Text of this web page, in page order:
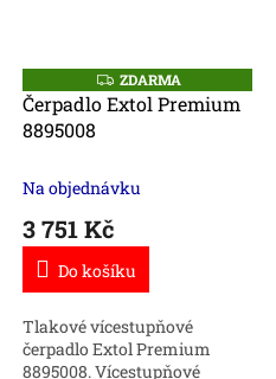
Z
D
A
ZDARMA
Čerpadlo Extol Premium
8895008
Na objednávku
3 751 Kč
Do košíku
Tlakové vícestupňové
čerpadlo Extol Premium
8895008. Vícestupňové